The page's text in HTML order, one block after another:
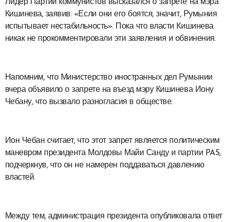
Лидер Партии коммунистов высказался о запрете на мэра
Кишинева, заявив: «Если они его боятся, значит, Румыния
испытывает нестабильность». Пока что власти Кишинева
никак не прокомментировали эти заявления и обвинения.
Напомним, что Министерство иностранных дел Румынии
вчера объявило о запрете на въезд мэру Кишинева Иону
Чебану, что вызвало разногласия в обществе.
Ион Чебан считает, что этот запрет является политическим
маневром президента Молдовы Майи Санду и партии PAS,
подчеркнув, что он не намерен поддаваться давлению
властей.
Между тем, администрация президента опубликовала ответ